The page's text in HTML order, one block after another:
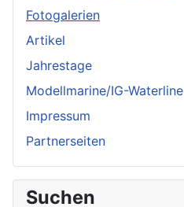
Fotogalerien
Artikel
Jahrestage
Modellmarine/IG-Waterline
Impressum
Partnerseiten
Suchen